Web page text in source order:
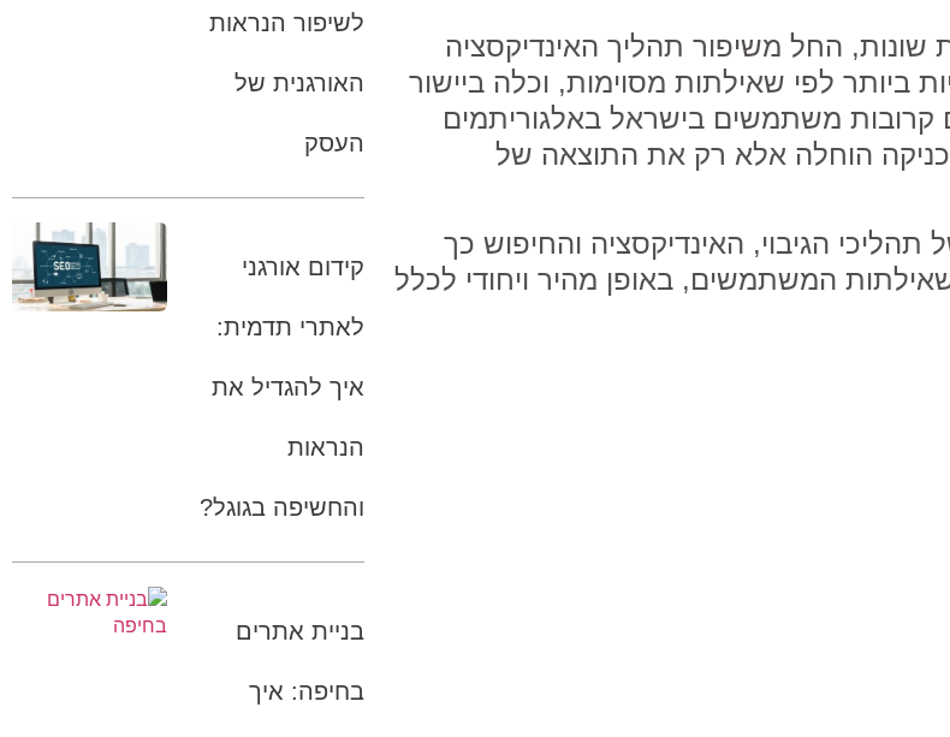
שונות, החל משיפור תהליך האינדיקסציה
ביותר לפי שאילתות מסוימות, וכלה ביישור
קרובות משתמשים בישראל באלגוריתמים
טכניקה הוחלה אלא רק את התוצאה של
תהליכי הגיבוי, האינדיקסציה והחיפוש כך
המשתמשים, באופן מהיר ויחודי לכלל
לשיפור הנראות
האורגנית של
העסק
קידום אורגני
לאתרי תדמית:
איך להגדיל את
הנראות
והחשיפה בגוגל?
בניית אתרים
בחיפה: איך